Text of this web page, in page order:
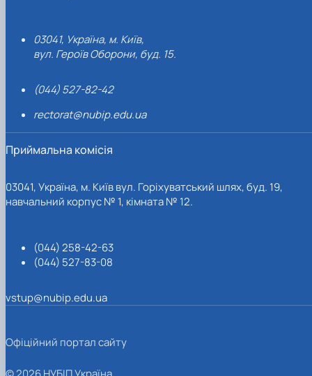
03041, Україна, м. Київ,
вул. Героїв Оборони, буд. 15.
(044) 527-82-42
rectorat@nubip.edu.ua
Приймальна комісія
03041, Україна, м. Київ вул. Горіхуватський шлях, буд. 19,
навчальний корпус № 1, кімната № 12.
(044) 258-42-63
(044) 527-83-08
vstup@nubip.edu.ua
Офіційний портал сайту